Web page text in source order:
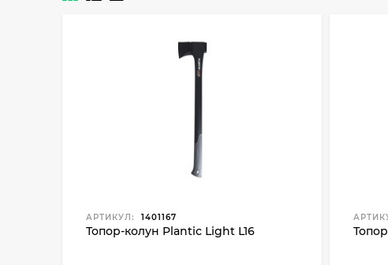
АРТИКУЛ: 1401167
Топор-колун Plantic Light L16